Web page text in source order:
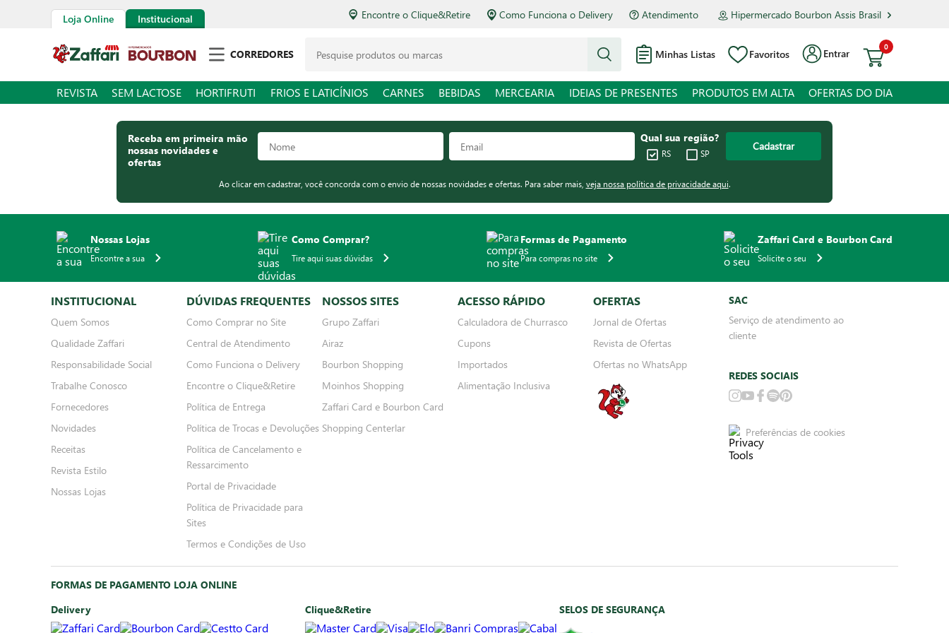
Loja Online Institucional Encontre o Clique&Retire Como Funciona o Delivery Atendimento Hipermercado Bourbon Assis Brasil
CORREDORES Minhas Listas Favoritos Entrar
0
REVISTA SEM LACTOSE HORTIFRUTI FRIOS E LATICÍNIOS CARNES BEBIDAS MERCEARIA IDEIAS DE PRESENTES PRODUTOS EM ALTA OFERTAS DO DIA
Receba em primeira mão
nossas novidades e
ofertas
Qual sua região?
RS SP
Cadastrar
Ao clicar em cadastrar, você concorda com o envio de nossas novidades e ofertas. Para saber mais, veja nossa política de privacidade aqui.
Nossas Lojas
Encontre a sua
Como Comprar?
Tire aqui suas dúvidas
Formas de Pagamento
Para compras no site
Zaffari Card e Bourbon Card
Solicite o seu
INSTITUCIONAL
Quem Somos
Qualidade Zaffari
Responsabilidade Social
Trabalhe Conosco
Fornecedores
Novidades
Receitas
Revista Estilo
Nossas Lojas
DÚVIDAS FREQUENTES
Como Comprar no Site
Central de Atendimento
Como Funciona o Delivery
Encontre o Clique&Retire
Política de Entrega
Política de Trocas e Devoluções
Política de Cancelamento e
Ressarcimento
Portal de Privacidade
Política de Privacidade para
Sites
Termos e Condições de Uso
NOSSOS SITES
Grupo Zaffari
Airaz
Bourbon Shopping
Moinhos Shopping
Zaffari Card e Bourbon Card
Shopping Centerlar
ACESSO RÁPIDO
Calculadora de Churrasco
Cupons
Importados
Alimentação Inclusiva
OFERTAS
Jornal de Ofertas
Revista de Ofertas
Ofertas no WhatsApp
SAC
Serviço de atendimento ao
cliente
REDES SOCIAIS
Preferências de cookies
FORMAS DE PAGAMENTO LOJA ONLINE
Delivery
Clique&Retire SELOS DE SEGURANÇA